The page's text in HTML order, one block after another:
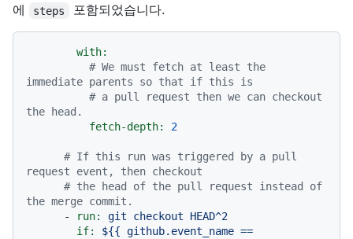
에
steps 포함되었습니다.
with:
# We must fetch at least the
immediate parents so that if this is
# a pull request then we can checkout
the head.
fetch-depth:
2
# If this run was triggered by a pull
request event, then checkout
# the head of the pull request instead of
the merge commit.
-
run: git checkout
HEAD^2
if:
${{ github.event_name ==